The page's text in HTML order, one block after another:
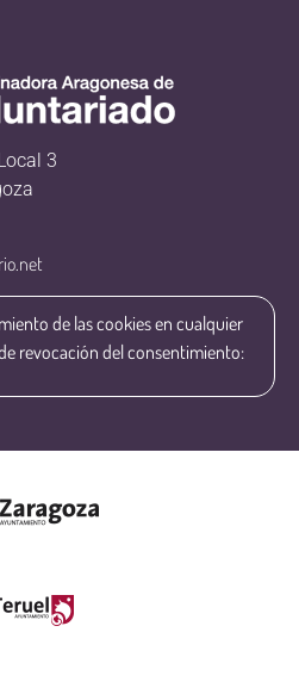
3
de las cookies en cualquier
revocación del consentimiento: